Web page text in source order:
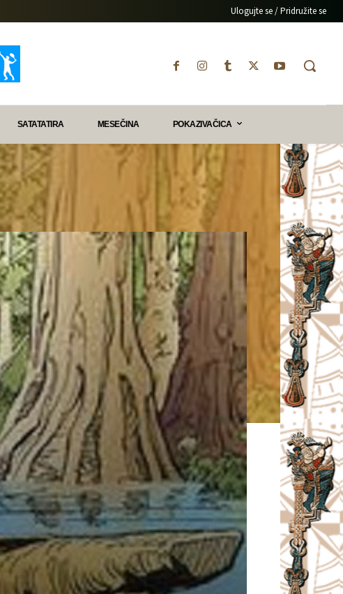
Ulogujte se / Pridružite se
SATATATIRA MESEČINA POKAZIVAČICA